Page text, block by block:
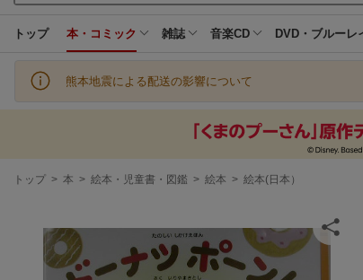
トップ 本・コミック 雑誌 音楽CD DVD・ブルーレ
熊本地震による配送の影響について
現
トップ > 本 > 絵本・児童書・図鑑 > 絵本 > 絵本(日本）